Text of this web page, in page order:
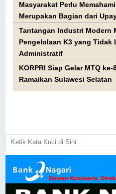
Masyarakat Perlu
Merupakan Bagian dari
Tantangan Industri Modern
Pengelolaan K3 yang Tidak
Administratif
KORPRI Siap Gelar MTQ
Ramaikan Sulawesi Selatan